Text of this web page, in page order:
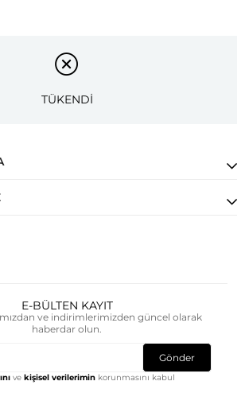
TÜKENDİ
E-BÜLTEN KAYIT
ve indirimlerimizden güncel olarak
haberdar olun.
Gönder
vekişisel verilerimin korunmasını kabul